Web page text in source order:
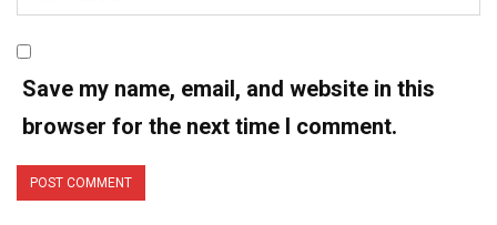
Save my name, email, and website in this
browser for the next time I comment.